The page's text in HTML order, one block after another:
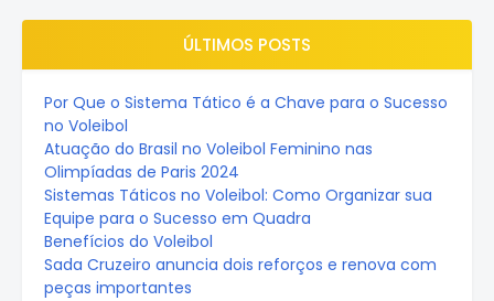
ÚLTIMOS POSTS
Por Que o Sistema Tático é a Chave para o Sucesso
no Voleibol
Atuação do Brasil no Voleibol Feminino nas
Olimpíadas de Paris 2024
Sistemas Táticos no Voleibol: Como Organizar sua
Equipe para o Sucesso em Quadra
Benefícios do Voleibol
Sada Cruzeiro anuncia dois reforços e renova com
peças importantes